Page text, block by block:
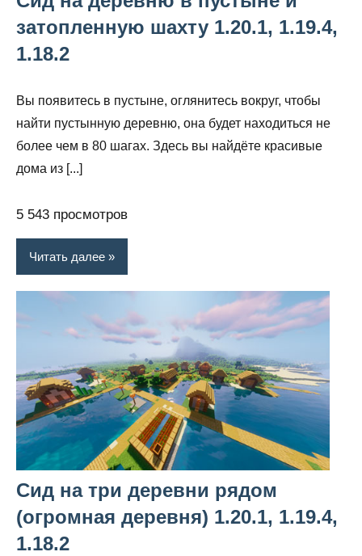
затопленную шахту 1.20.1, 1.19.4,
1.18.2
Вы появитесь в пустыне, оглянитесь вокруг, чтобы
найти пустынную деревню, она будет находиться не
более чем в 80 шагах. Здесь вы найдёте красивые
дома из [...]
5 543 просмотров
Читать далее
Сид на три деревни рядом
(огромная деревня) 1.20.1, 1.19.4,
1.18.2